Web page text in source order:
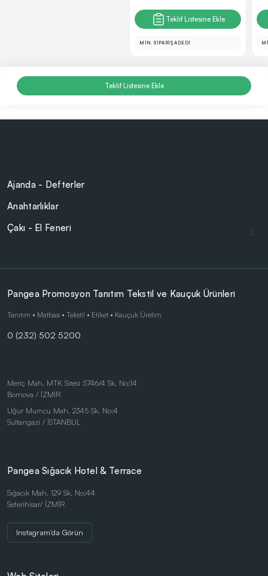
Teklif Listesine Ekle
MİN. SİPARİŞ ADEDİ
Teklif Listesine Ekle
Ajanda - Defterler
Anahtarlıklar
Çakı - El Feneri
Cam Ürünler
Çanta - Cüzdan
Çocuk Ürünleri
Doğa Dostu Ürünler
Kalem Setleri
Kişisel Ürünler
Kırtasiye Ürünleri
Kristal ve Ödül Ürünleri
Masa Saatleri
Masaüstü Ürünler
Metal Tükenmez - Roller Kalemler
Pangea Promosyon Tanıtım Tekstil ve Kauçuk Ürünleri
Tanıtım • Matbaa • Tekstil • Etiket • Kauçuk Üretim
0 (232) 502 5200
Meriç Mah. MTK Sitesi 5746/4 Sk. No:14
Bornova / İZMİR
Uğur Mumcu Mah. 2345 Sk. No:4
Sultangazi / İSTANBUL
Pangea Sığacık Hotel & Terrace
Sığacık Mah. 129 Sk. No:44
Seferihisar/ İZMİR
Instagram'da Görün